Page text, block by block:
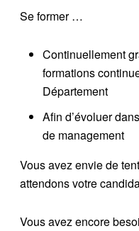
Se former …
Continuellement
formations
Département
Afin d’évoluer
de management
Vous avez envie de
attendons votre
Vous avez encore